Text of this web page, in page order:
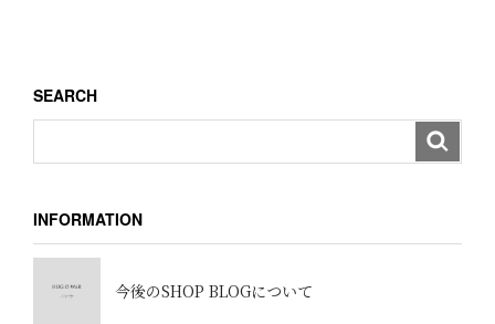
ン
SEARCH
INFORMATION
今後のSHOP BLOGについて